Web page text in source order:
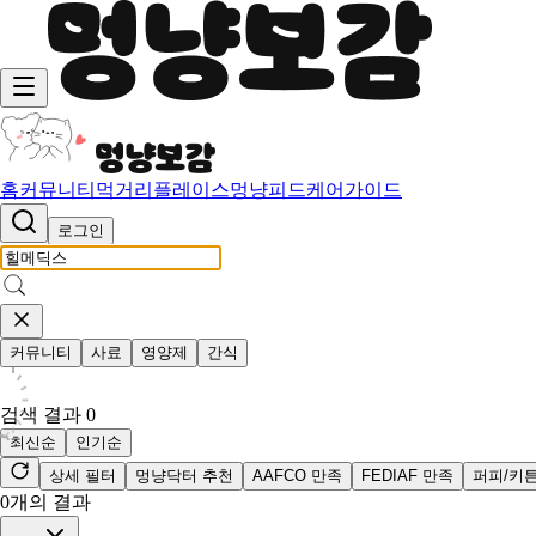
홈커뮤니티 먹거리 플레이스멍냥피드케어가이드
로그인
커뮤니티 사료 영양제 간식
검색 결과 0
최신순
인기순
상세 필터
멍냥닥터 추천 AAFCO 만족 FEDIAF 만족 퍼피/키
0개의 결과